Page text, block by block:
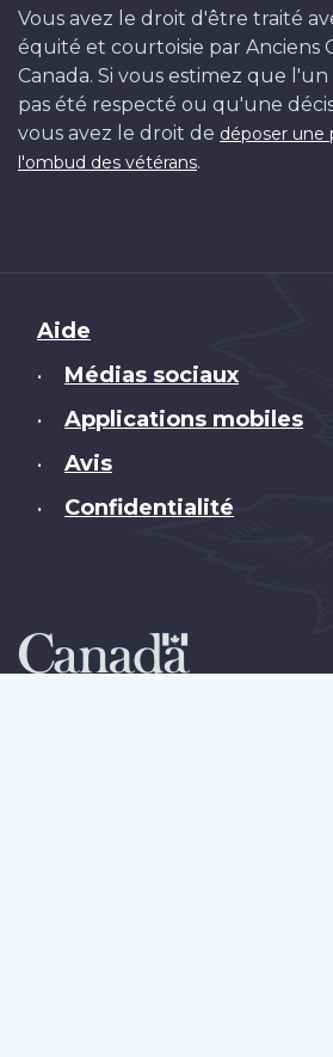
Vous avez le droit d'être traité
équité et courtoisie par Anciens
Canada. Si vous estimez que
pas été respecté ou qu'une
vous avez le droit de déposer une
l'ombud des vétérans.
Brand
Aide
• Médias sociaux
• Applications mobiles
• Avis
• Confidentialité